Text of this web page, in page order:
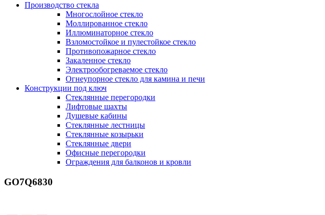
Производство стекла
Многослойное стекло
Моллированное стекло
Иллюминаторное стекло
Взломостойкое и пулестойкое стекло
Противопожарное стекло
Закаленное стекло
Электрообогреваемое стекло
Огнеупорное стекло для камина и печи
Конструкции под ключ
Стеклянные перегородки
Лифтовые шахты
Душевые кабины
Cтеклянные лестницы
Cтеклянные козырьки
Cтеклянные двери
Офисные перегородки
Ограждения для балконов и кровли
GO7Q6830